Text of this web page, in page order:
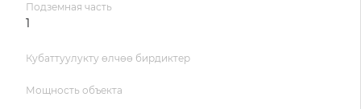
Подземная часть
1
Кубаттуулукту өлчөө бирдиктер
Мощность объекта